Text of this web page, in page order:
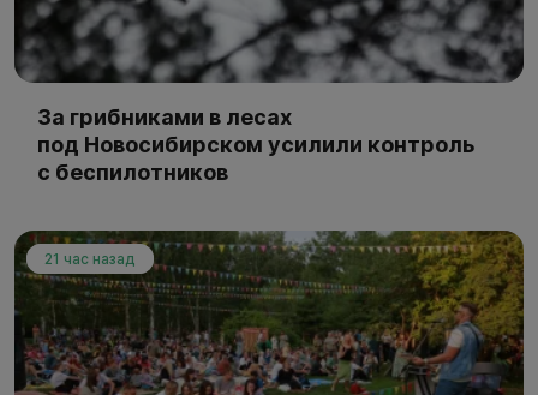
За грибниками в лесах
под Новосибирском усилили контроль
с беспилотников
21 час назад